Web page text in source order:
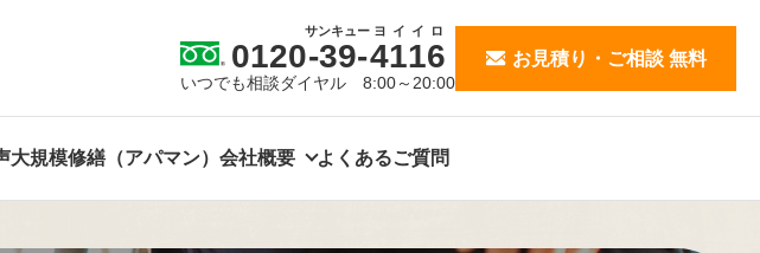
0120-39-
サンキュー
4116
ヨイイロ
いつでも相談ダイヤル 8:00～20:00
お見積り・ご相談 無料
大規模修繕（アパマン） 会社概要 よくあるご質問